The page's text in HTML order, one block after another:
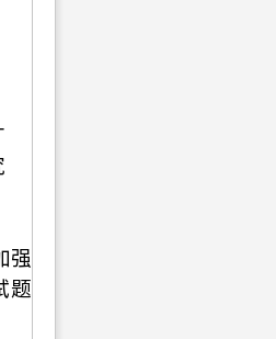
强
题